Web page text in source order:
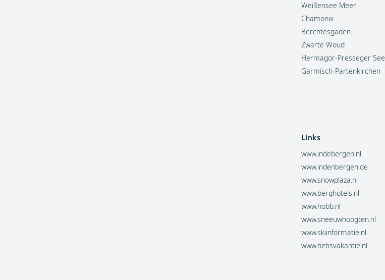
Weißensee Meer
Chamonix
Berchtesgaden
Zwarte Woud
Hermagor-Presseger See
Garmisch-Partenkirchen
Links
www.indebergen.nl
www.indenbergen.de
www.snowplaza.nl
www.berghotels.nl
www.hobb.nl
www.sneeuwhoogten.nl
www.skiinformatie.nl
www.hetisvakantie.nl